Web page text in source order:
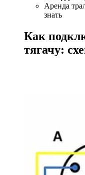
Аренда
знать
Как
тягачу: